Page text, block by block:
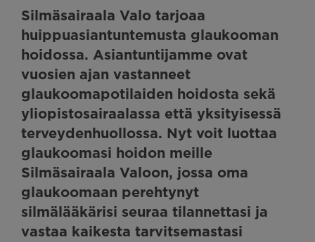
Silmäsairaala Valo tarjoaa
huippuasiantuntemusta glaukooman
hoidossa. Asiantuntijamme ovat
vuosien ajan vastanneet
glaukoomapotilaiden hoidosta sekä
yliopistosairaalassa että yksityisessä
terveydenhuollossa. Nyt voit luottaa
glaukoomasi hoidon meille
Silmäsairaala Valoon, jossa oma
glaukoomaan perehtynyt
silmälääkärisi seuraa tilannettasi ja
vastaa kaikesta tarvitsemastasi